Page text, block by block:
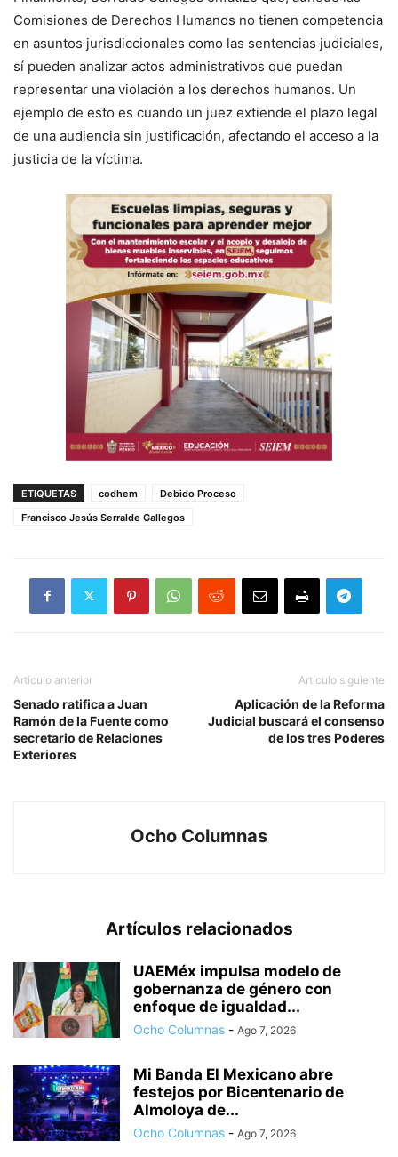
Comisiones de Derechos Humanos no tienen competencia
en asuntos jurisdiccionales como las sentencias judiciales,
sí pueden analizar actos administrativos que puedan
representar una violación a los derechos humanos. Un
ejemplo de esto es cuando un juez extiende el plazo legal
de una audiencia sin justificación, afectando el acceso a la
justicia de la víctima.
ETIQUETAS codhem
Debido Proceso
Francisco Jesús Serralde Gallegos
Artículo anterior
Senado ratifica a Juan
Ramón de la Fuente como
secretario de Relaciones
Exteriores
Artículo siguiente
Aplicación de la Reforma
Judicial buscará el consenso
de los tres Poderes
Ocho Columnas
Artículos relacionados
UAEMéx impulsa modelo de
gobernanza de género con
enfoque de igualdad...
Ocho Columnas - Ago 7, 2026
Mi Banda El Mexicano abre
festejos por Bicentenario de
Almoloya de...
Ocho Columnas - Ago 7, 2026